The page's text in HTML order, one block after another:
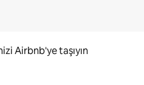
Airbnb'ye taşıyın